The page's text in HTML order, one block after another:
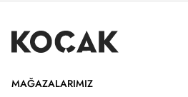
MAĞAZALARIMIZ